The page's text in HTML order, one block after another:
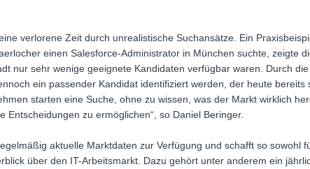
verlorene Zeit durch unrealistische Suchansätze. Ein
einen Salesforce-Administrator in München suchte, zeigte
nur sehr wenige geeignete Kandidaten verfügbar waren. Durch die
ein passender Kandidat identifiziert werden, der heute bereits
starten eine Suche, ohne zu wissen, was der Markt wirklich
zu ermöglichen“, so Daniel Beringer.
aktuelle Marktdaten zur Verfügung und schafft so sowohl
über den IT-Arbeitsmarkt. Dazu gehört unter anderem ein